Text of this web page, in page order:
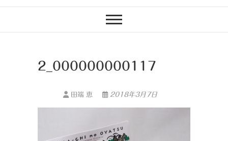
2_000000000117
田端 恵 2018年3月7日